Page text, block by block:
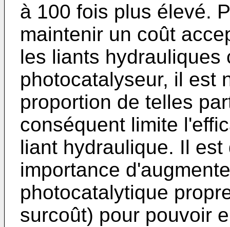
à 100 fois plus élevé.
maintenir un coût
les liants hydrauliques
photocatalyseur, il est
proportion de telles
conséquent limite
liant hydraulique. Il
importance
photocatalytique
surcoût) pour pouvoir